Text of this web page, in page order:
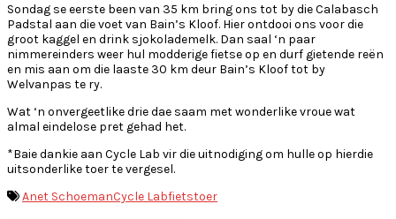
Sondag se eerste been van 35 km bring ons tot by die Calabasch
Padstal aan die voet van Bain’s Kloof. Hier ontdooi ons voor die
groot kaggel en drink sjokolademelk. Dan saal ‘n paar
nimmereinders weer hul modderige fietse op en durf gietende reën
en mis aan om die laaste 30 km deur Bain’s Kloof tot by
Welvanpas te ry.
Wat ‘n onvergeetlike drie dae saam met wonderlike vroue wat
almal eindelose pret gehad het.
*Baie dankie aan Cycle Lab vir die uitnodiging om hulle op hierdie
uitsonderlike toer te vergesel.
Anet SchoemanCycle Labfietstoer